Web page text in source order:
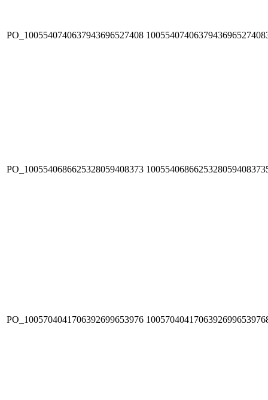
PO_1005540740637943696527408
PO_1005540686625328059408373
PO_1005704041706392699653976